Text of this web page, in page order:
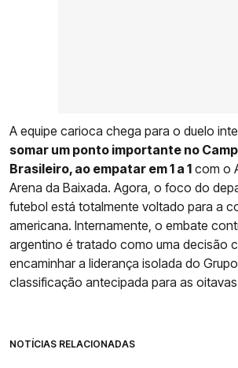
A equipe carioca chega para o duelo
somar um ponto importante no
Brasileiro, ao empatar em 1 a 1 com o
Arena da Baixada. Agora, o foco do
futebol está totalmente voltado para a
americana. Internamente, o embate
argentino é tratado como uma decisão
encaminhar a liderança isolada do
classificação antecipada para as
NOTÍCIAS RELACIONADAS